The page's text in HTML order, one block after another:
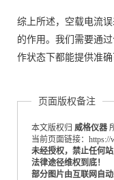
综上所述，空载电流
的作用。我们需要通
作状态下都能提供准确
页面版权备注
本文版权归 威格仪器
当前页面链接：https://
未经授权，禁止任何
法律途径维权到底！
部分图片由互联网自